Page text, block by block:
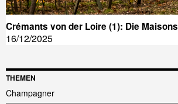
Crémants von der Loire (1): Die Maisons
16/12/2025
THEMEN
Champagner